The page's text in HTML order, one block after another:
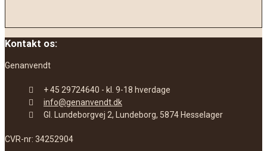
Kontakt os:
Genanvendt
+ 45 29724640 - kl. 9-18 hverdage
info@genanvendt.dk
Gl. Lundeborgvej 2, Lundeborg, 5874 Hesselager
CVR-nr: 34252904